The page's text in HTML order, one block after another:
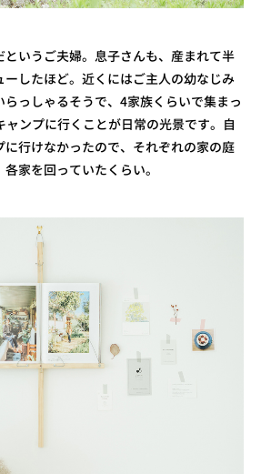
というご夫婦。息子さんも、産まれて半
ーしたほど。近くにはご主人の幼なじみ
らっしゃるそうで、4家族くらいで集まっ
ャンプに行くことが日常の光景です。自
に行けなかったので、それぞれの家の庭
家を回っていたくらい。